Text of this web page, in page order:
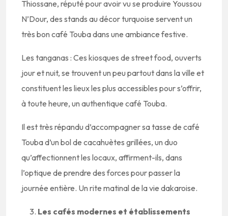
Thiossane, réputé pour avoir vu se produire Youssou
N’Dour, des stands au décor turquoise servent un
très bon café Touba dans une ambiance festive.
Les tanganas : Ces kiosques de street food, ouverts
jour et nuit, se trouvent un peu partout dans la ville et
constituent les lieux les plus accessibles pour s’offrir,
à toute heure, un authentique café Touba.
Il est très répandu d’accompagner sa tasse de café
Touba d’un bol de cacahuètes grillées, un duo
qu’affectionnent les locaux, affirment-ils, dans
l’optique de prendre des forces pour passer la
journée entière. Un rite matinal de la vie dakaroise.
Les cafés modernes et établissements